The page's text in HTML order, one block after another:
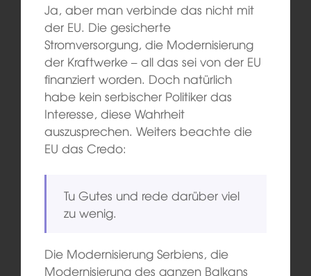
Ja, aber man verbinde das nicht mit
der EU. Die gesicherte
Stromversorgung, die Modernisierung
der Kraftwerke – all das sei von der EU
finanziert worden. Doch natürlich
habe kein serbischer Politiker das
Interesse, diese Wahrheit
auszusprechen. Weiters beachte die
EU das Credo:
Tu Gutes und rede darüber viel
zu wenig.
Die Modernisierung Serbiens, die
Modernisierung des ganzen Balkans